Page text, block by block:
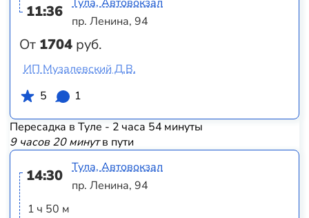
11:36
От 1704 руб.
пр. Ленина, 94
ИП Музалевский Д.В.
5
1
Пересадка в Туле - 2 часа 54 минуты
9 часов 20 минутв пути
14:30
1 ч 50 м
Тула, Автовокзал
пр. Ленина, 94